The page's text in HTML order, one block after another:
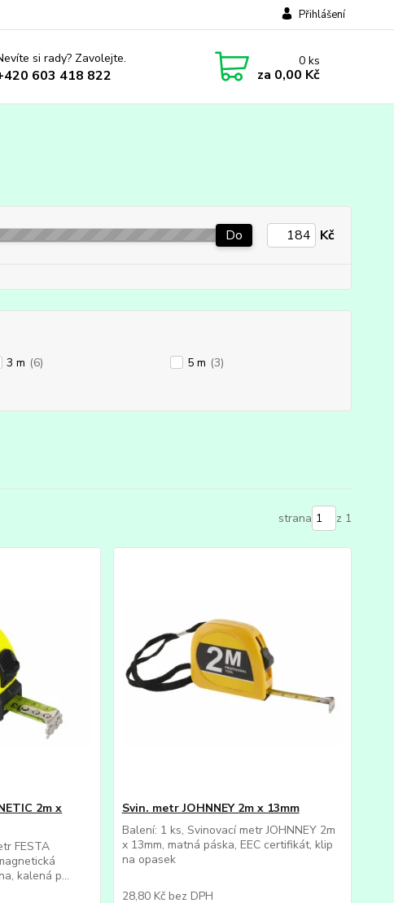
Přihlášení
si rady? Zavolejte.
603 418 822
0ks
za 0,00 Kč
Do Kč
3 m (6) 5 m (3)
strana z 1
2m x
FESTA
kalená p...
Svin. metr JOHNNEY 2m x 13mm
Balení: 1 ks, Svinovací metr JOHNNEY 2m
x 13mm, matná páska, EEC certifikát, klip
na opasek
28,80 Kč bez DPH